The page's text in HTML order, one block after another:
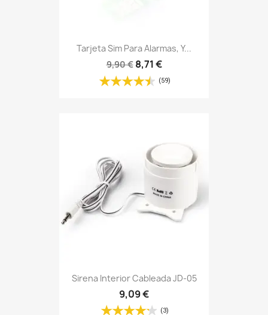
Tarjeta Sim Para Alarmas, Y...
9,90 € 8,71 €
(59)
Sirena Interior Cableada JD-05
9,09 €
(3)